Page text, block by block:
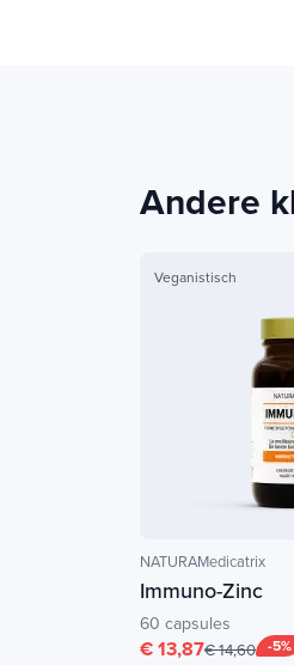
Andere
Veganistisch
NATURAMedicatrix
Immuno-Zinc
60 capsules
-5%
€ 13,87€ 14,60